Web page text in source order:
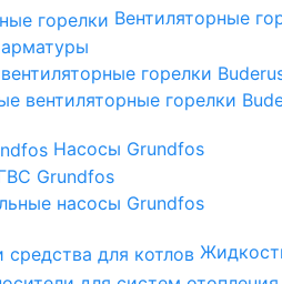
Вентиляторные
горелки
вентиляторные горелки
Насосы Grundfos
Grundfos
насосы Grundfos